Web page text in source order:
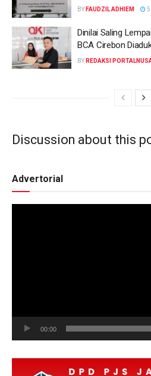
BY FAUDZIL ADHIEM 5
Dinilai Saling
BCA Cirebon
BY REDAKSI
Discussion about this
Advertorial
00:00